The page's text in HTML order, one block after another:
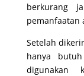
berkurang
pemanfaatan
Setelah
hanya
digunakan